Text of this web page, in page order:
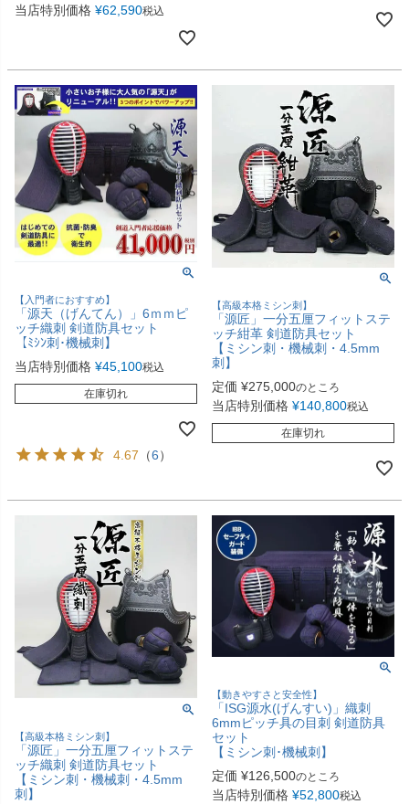
当店特別価格 ¥62,590税込
【入門者におすすめ】
「源天（げんてん）」6ｍｍピ
ッチ織刺 剣道防具セット
【ﾐｼﾝ刺･機械刺】
当店特別価格 ¥45,100税込
在庫切れ
4.67 （6）
【高級本格ミシン刺】
「源匠」一分五厘フィットステ
ッチ紺革 剣道防具セット
【ミシン刺・機械刺・4.5mm
刺】
定価 ¥275,000のところ
当店特別価格 ¥140,800税込
在庫切れ
【高級本格ミシン刺】
「源匠」一分五厘フィットステ
ッチ織刺 剣道防具セット
【ミシン刺・機械刺・4.5mm
刺】
【動きやすさと安全性】
「ISG源水(げんすい)」織刺
6mmピッチ具の目刺 剣道防具
セット
【ミシン刺･機械刺】
定価 ¥126,500のところ
当店特別価格 ¥52,800税込